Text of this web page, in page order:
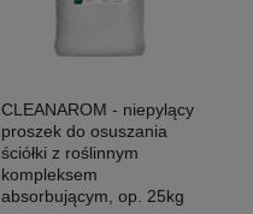
CLEANAROM - niepylący
proszek do osuszania
ściółki z roślinnym
kompleksem
absorbującym, op. 25kg